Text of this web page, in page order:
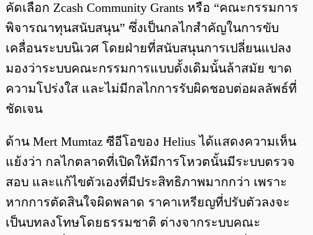
คัดเลือก Zcash Community Grants หรือ “คณะกรรมการ
พิจารณาทุนสนับสนุน” ซึ่งเป็นกลไกสำคัญในการขับ
เคลื่อนระบบนิเวศ โดยฝ่ายที่สนับสนุนการเปลี่ยนแปลง
มองว่าระบบคณะกรรมการแบบดั้งเดิมนั้นล้าสมัย ขาด
ความโปร่งใส และไม่มีกลไกการรับผิดชอบต่อผลลัพธ์ที่
ชัดเจน
ด้าน Mert Mumtaz ซีอีโอของ Helius ได้แสดงความเห็น
แย้งว่า กลไกตลาดที่เปิดให้มีการโหวตนั้นมีระบบตรวจ
สอบ และแก้ไขตัวเองที่มีประสิทธิภาพมากกว่า เพราะ
หากการตัดสินใจผิดพลาด ราคาเหรียญที่ปรับตัวลงจะ
เป็นบทลงโทษโดยธรรมชาติ ต่างจากระบบคณะ